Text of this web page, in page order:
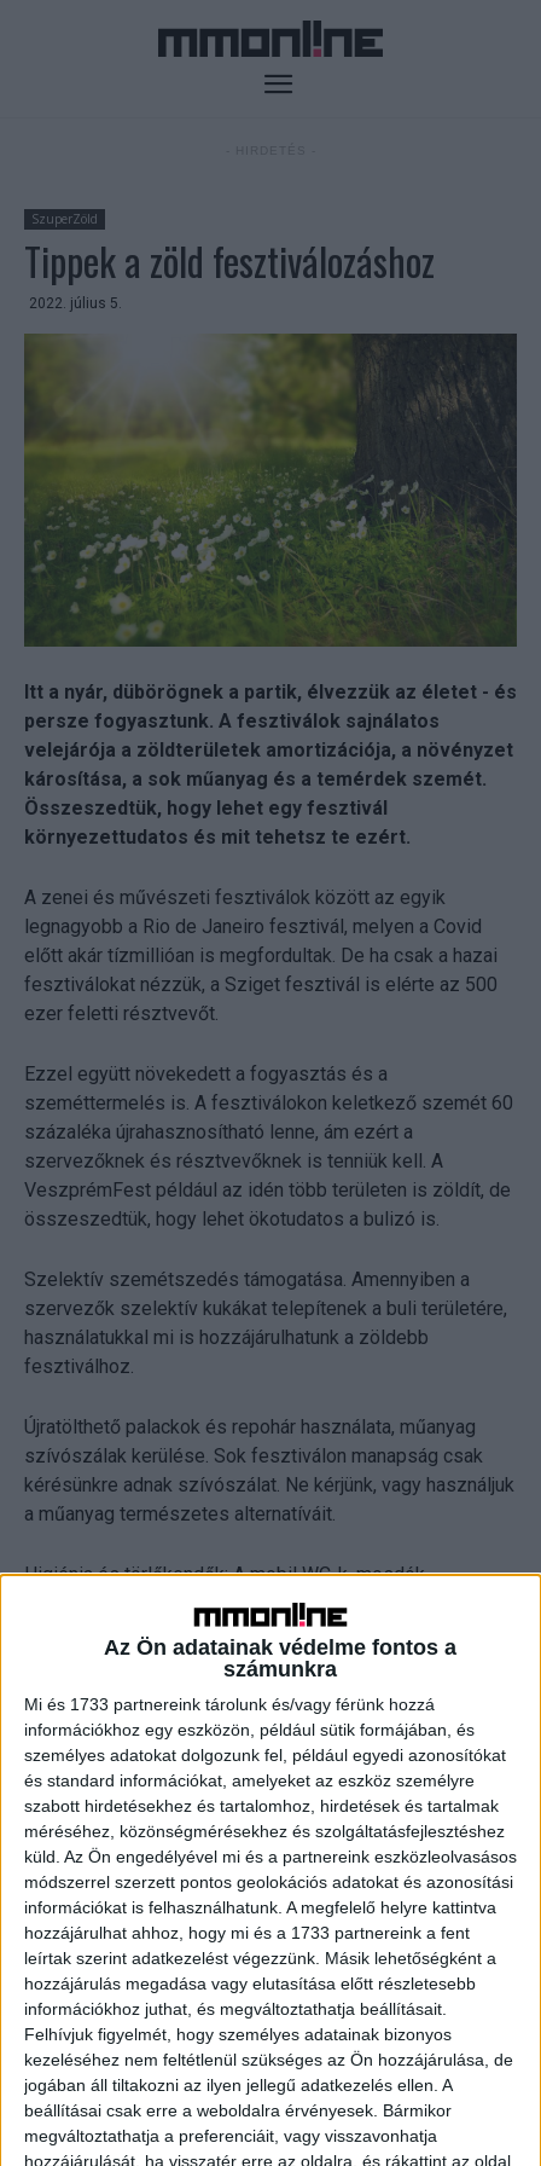
Az Ön adatainak védelme fontos a
számunkra
Mi és 1733 partnereink tárolunk és/vagy férünk hozzá
információkhoz egy eszközön, például sütik formájában, és
személyes adatokat dolgozunk fel, például egyedi azonosítókat
és standard információkat, amelyeket az eszköz személyre
szabott hirdetésekhez és tartalomhoz, hirdetések és tartalmak
méréséhez, közönségmérésekhez és szolgáltatásfejlesztéshez
küld. Az Ön engedélyével mi és a partnereink eszközleolvasásos
módszerrel szerzett pontos geolokációs adatokat és azonosítási
információkat is felhasználhatunk. A megfelelő helyre kattintva
hozzájárulhat ahhoz, hogy mi és a 1733 partnereink a fent
leírtak szerint adatkezelést végezzünk. Másik lehetőségként a
hozzájárulás megadása vagy elutasítása előtt részletesebb
információkhoz juthat, és megváltoztathatja beállításait.
Felhívjuk figyelmét, hogy személyes adatainak bizonyos
kezeléséhez nem feltétlenül szükséges az Ön hozzájárulása, de
jogában áll tiltakozni az ilyen jellegű adatkezelés ellen. A
beállításai csak erre a weboldalra érvényesek. Bármikor
megváltoztathatja a preferenciáit, vagy visszavonhatja
hozzájárulását, ha visszatér erre az oldalra, és rákattint az oldal
SzuperZöld
Tippek a zöld fesztiválozáshoz
2022. július 5.
Itt a nyár, dübörögnek a partik, élvezzük az életet - és
persze fogyasztunk. A fesztiválok sajnálatos
velejárója a zöldterületek amortizációja, a növényzet
károsítása, a sok műanyag és a temérdek szemét.
Összeszedtük, hogy lehet egy fesztivál
környezettudatos és mit tehetsz te ezért.
A zenei és művészeti fesztiválok között az egyik
legnagyobb a Rio de Janeiro fesztivál, melyen a Covid
előtt akár tízmillióan is megfordultak. De ha csak a hazai
fesztiválokat nézzük, a Sziget fesztivál is elérte az 500
ezer feletti résztvevőt.
Ezzel együtt növekedett a fogyasztás és a
szeméttermelés is. A fesztiválokon keletkező szemét 60
százaléka újrahasznosítható lenne, ám ezért a
szervezőknek és résztvevőknek is tenniük kell. A
VeszprémFest például az idén több területen is zöldít, de
összeszedtük, hogy lehet ökotudatos a bulizó is.
Szelektív szemétszedés támogatása. Amennyiben a
szervezők szelektív kukákat telepítenek a buli területére,
használatukkal mi is hozzájárulhatunk a zöldebb
fesztiválhoz.
Újratölthető palackok és repohár használata, műanyag
szívószálak kerülése. Sok fesztiválon manapság csak
kérésünkre adnak szívószálat. Ne kérjünk, vagy használjuk
a műanyag természetes alternatíváit.
Higiénia és törlőkendők: A mobil WC-k, mosdók
használatánál törekedhetünk arra, hogy hazai gyártóktól
vásárolt természetbarát, biológiailag lebomló termékeket
használjunk, amelyek lehetőleg nem tartalmaznak
Utazás: egyes hazai fesztiválok külön támogatást
nyújtanak a tömegközlekedéssel érkezőknek vagy
közvetlen gyorsvonatot indítanak a fesztiválra, ilyen
például a MÁV VOLT vonata. Ha teheted, utazz
tömegközlekedéssel! A MÁV vonatjegyeken ma már azt
is feltüntetik, hogy az adott utunk során mekkora a CO2
megtakarításunk.
Többször felhasználható és/vagy komposztálható
evőeszközök és tányér használata. Amennyiben a
fesztivál területén komposztáló is van, a műanyag helyett
komposztálható evőeszközökkel segíthetjük a fesztivált
a keletkező hulladék csökkentésében.